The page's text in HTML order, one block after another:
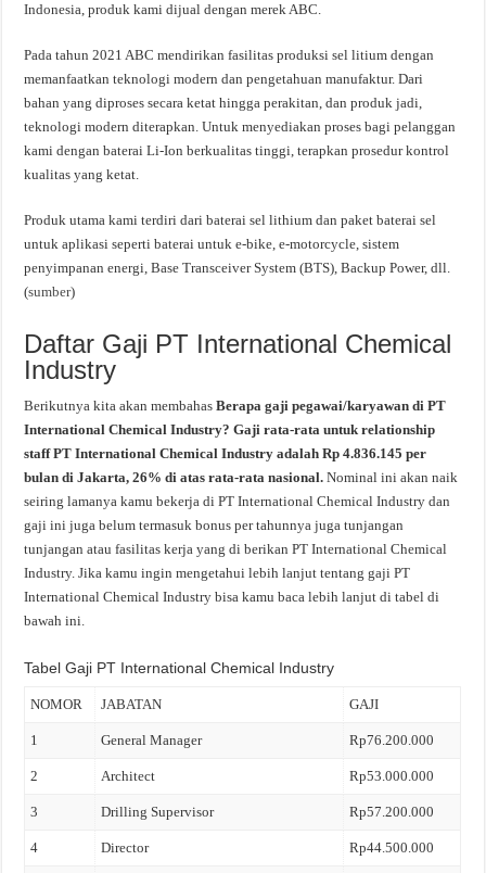
Indonesia, produk kami dijual dengan merek ABC.
Pada tahun 2021 ABC mendirikan fasilitas produksi sel litium dengan
memanfaatkan teknologi modern dan pengetahuan manufaktur. Dari
bahan yang diproses secara ketat hingga perakitan, dan produk jadi,
teknologi modern diterapkan. Untuk menyediakan proses bagi pelanggan
kami dengan baterai Li-Ion berkualitas tinggi, terapkan prosedur kontrol
kualitas yang ketat.
Produk utama kami terdiri dari baterai sel lithium dan paket baterai sel
untuk aplikasi seperti baterai untuk e-bike, e-motorcycle, sistem
penyimpanan energi, Base Transceiver System (BTS), Backup Power, dll.
(sumber)
Daftar Gaji PT International Chemical
Industry
Berikutnya kita akan membahasBerapa gaji pegawai/karyawan di PT
International Chemical Industry? Gaji rata-rata untuk relationship
staff PT International Chemical Industry adalah Rp 4.836.145 per
bulan di Jakarta, 26% di atas rata-rata nasional.Nominal ini akan naik
seiring lamanya kamu bekerja di PT International Chemical Industry dan
gaji ini juga belum termasuk bonus per tahunnya juga tunjangan
tunjangan atau fasilitas kerja yang di berikan PT International Chemical
Industry. Jika kamu ingin mengetahui lebih lanjut tentang gaji PT
International Chemical Industry bisa kamu baca lebih lanjut di tabel di
bawah ini.
Tabel Gaji PT International Chemical Industry
NOMOR JABATAN GAJI
1 General Manager Rp76.200.000
2 Architect Rp53.000.000
3 Drilling Supervisor Rp57.200.000
4 Director Rp44.500.000